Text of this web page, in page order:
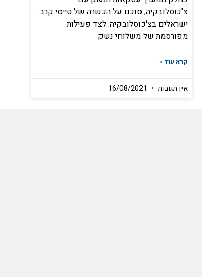
צ'כוסלובקיה, סוכם על הכשרה של טייסי קרב
ישראלים בצ'כוסלובקיה. לצד פעילות
מפורסמת של משלוחי נשק
קרא עוד »
אין תגובות